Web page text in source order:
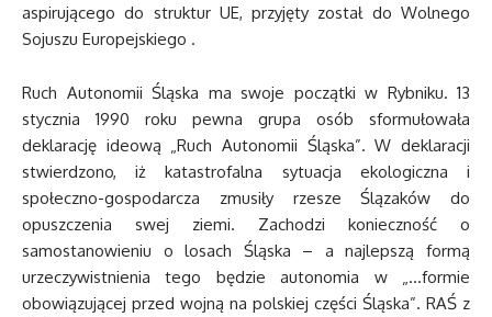
aspirującego do struktur UE, przyjęty został do Wolnego
Sojuszu Europejskiego .
Ruch Autonomii Śląska ma swoje początki w Rybniku. 13
stycznia 1990 roku pewna grupa osób sformułowała
deklarację ideową „Ruch Autonomii Śląska”. W deklaracji
stwierdzono, iż katastrofalna sytuacja ekologiczna i
społeczno-gospodarcza zmusiły rzesze Ślązaków do
opuszczenia swej ziemi. Zachodzi konieczność o
samostanowieniu o losach Śląska – a najlepszą formą
urzeczywistnienia tego będzie autonomia w „…formie
obowiązującej przed wojną na polskiej części Śląska”. RAŚ z